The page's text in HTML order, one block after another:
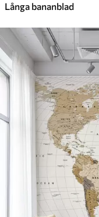
Långa bananblad